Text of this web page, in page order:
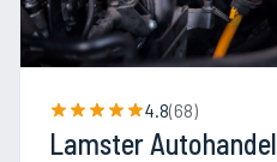
4.8(68)
Lamster Autohandel